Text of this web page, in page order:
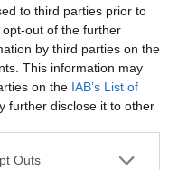
to third parties prior to
out of the further
by third parties on the
This information may
on the IAB’s List of
further disclose it to other
Outs
التغريدات التي قمت
فستظهر رسالة رد
المقام الأول. وبذلك تكون
حاول أحد المتابعين الرد على
المنشور الأصلي، أي في
البداية.